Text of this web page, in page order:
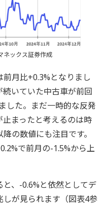
ックス証券作成
月比+0.3%となりまし
いていた中古車が前回
した。まだ一時的な反発
まったと考えるのは時
の数値にも注目です。
で前月の-1.5%から上
、-0.6%と依然としてデ
が見られます（図表4参